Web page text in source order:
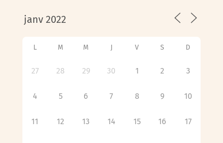
L M M J V S D
27 28 29 30 1 2 3
4 5 6 7 8 9 10
11 12 13 14 15 16 17